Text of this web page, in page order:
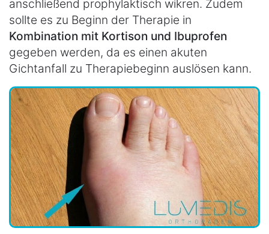
anschließend prophylaktisch wikren. Zudem
sollte es zu Beginn der Therapie in
Kombination mit Kortison und Ibuprofen
gegeben werden, da es einen akuten
Gichtanfall zu Therapiebeginn auslösen kann.